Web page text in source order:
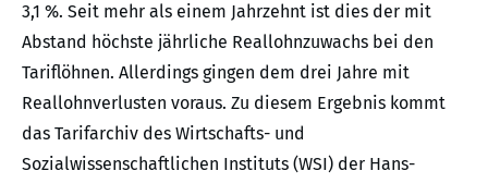
3,1 %. Seit mehr als einem Jahrzehnt ist dies der mit
Abstand höchste jährliche Reallohnzuwachs bei den
Tariflöhnen. Allerdings gingen dem drei Jahre mit
Reallohnverlusten voraus. Zu diesem Ergebnis kommt
das Tarifarchiv des Wirtschafts- und
Sozialwissenschaftlichen Instituts (WSI) der Hans-